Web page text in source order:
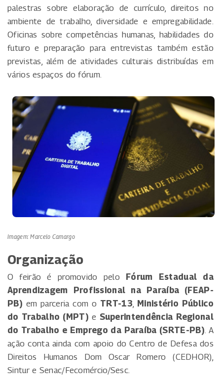
palestras sobre elaboração de currículo, direitos no
ambiente de trabalho, diversidade e empregabilidade.
Oficinas sobre competências humanas, habilidades do
futuro e preparação para entrevistas também estão
previstas, além de atividades culturais distribuídas em
vários espaços do fórum.
Imagem: Marcelo Camargo
Organização
O feirão é promovido pelo
Fórum Estadual da
Aprendizagem Profissional na Paraíba (FEAP-
PB) em parceria com o TRT-13, Ministério Público
do Trabalho (MPT) e Superintendência Regional
do Trabalho e Emprego da Paraíba (SRTE-PB). A
ação conta ainda com apoio do Centro de Defesa dos
Direitos Humanos Dom Oscar Romero (CEDHOR),
Sintur e Senac/Fecomércio/Sesc.